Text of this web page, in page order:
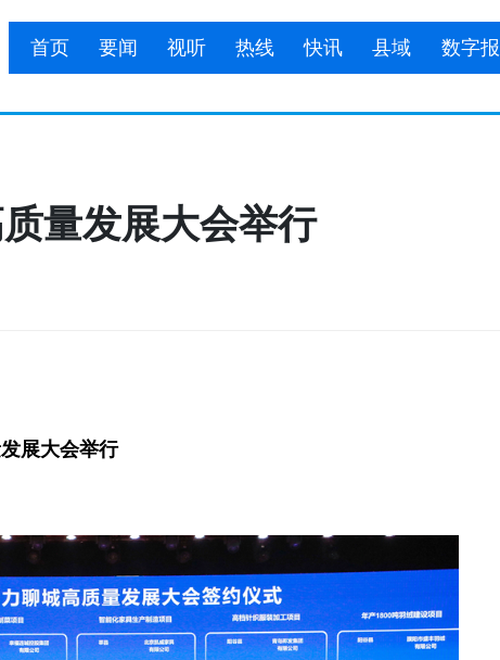
首页 要闻 视听 热线 快讯 县域 数字报
量发展大会举行
展大会举行